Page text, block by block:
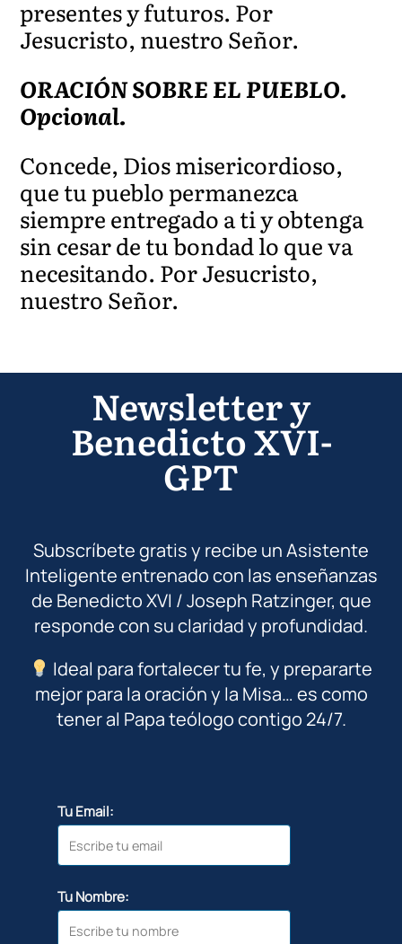
presentes y futuros. Por
Jesucristo, nuestro Señor.
ORACIÓN SOBRE EL PUEBLO.
Opcional.
Concede, Dios misericordioso,
que tu pueblo permanezca
siempre entregado a ti y obtenga
sin cesar de tu bondad lo que va
necesitando. Por Jesucristo,
nuestro Señor.
Newsletter y
Benedicto XVI-
GPT
Subscríbete gratis y recibe un Asistente
Inteligente entrenado con las enseñanzas
de Benedicto XVI / Joseph Ratzinger, que
responde con su claridad y profundidad.
Ideal para fortalecer tu fe, y prepararte
mejor para la oración y la Misa… es como
tener al Papa teólogo contigo 24/7.
Tu Email:
Tu Nombre: